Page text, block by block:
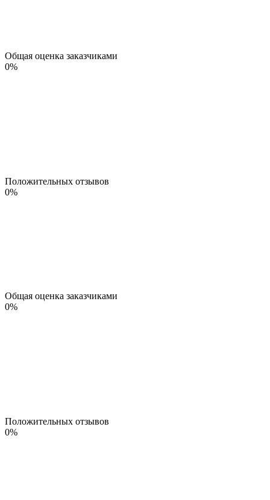
Общая оценка заказчиками
0%
Положительных отзывов
0%
Общая оценка заказчиками
0%
Положительных отзывов
0%